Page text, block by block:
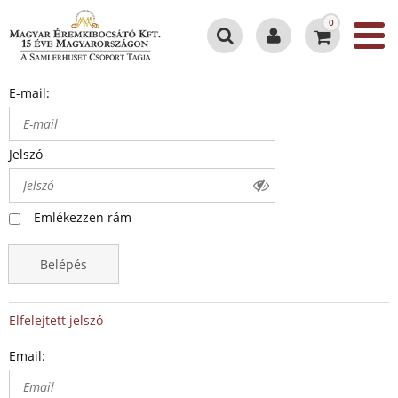
0
E-mail:
Jelszó
Emlékezzen rám
Belépés
Elfelejtett jelszó
Email: